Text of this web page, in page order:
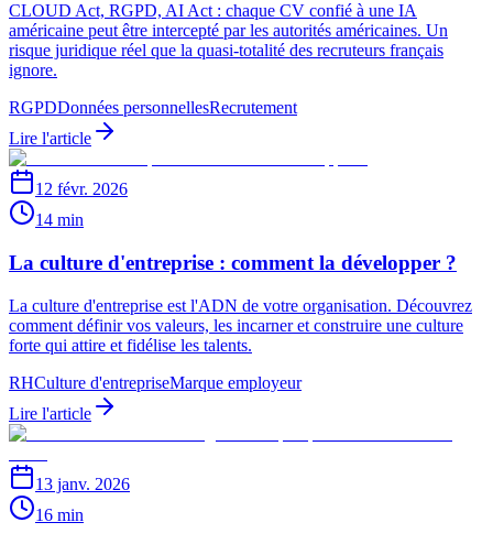
CLOUD Act, RGPD, AI Act : chaque CV confié à une IA
américaine peut être intercepté par les autorités américaines. Un
risque juridique réel que la quasi-totalité des recruteurs français
ignore.
RGPDDonnées personnellesRecrutement
Lire l'article
12 févr. 2026
14 min
La culture d'entreprise : comment la développer ?
La culture d'entreprise est l'ADN de votre organisation. Découvrez
comment définir vos valeurs, les incarner et construire une culture
forte qui attire et fidélise les talents.
RHCulture d'entrepriseMarque employeur
Lire l'article
13 janv. 2026
16 min